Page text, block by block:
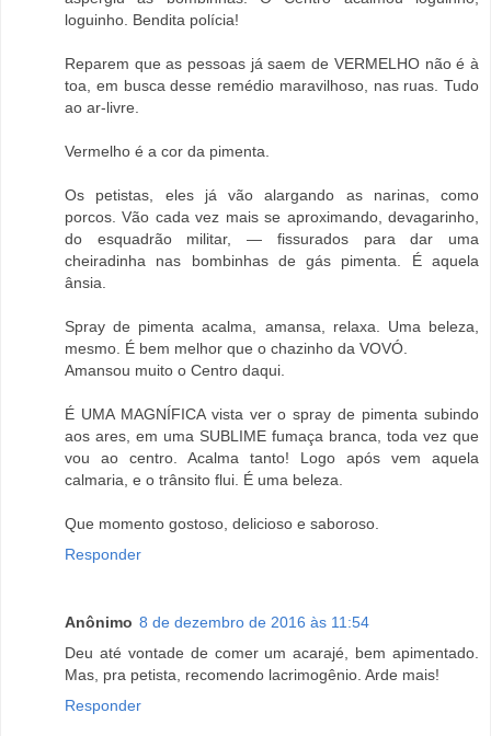
loguinho. Bendita polícia!
Reparem que as pessoas já saem de VERMELHO não é à
toa, em busca desse remédio maravilhoso, nas ruas. Tudo
ao ar-livre.
Vermelho é a cor da pimenta.
Os petistas, eles já vão alargando as narinas, como
porcos. Vão cada vez mais se aproximando, devagarinho,
do esquadrão militar, — fissurados para dar uma
cheiradinha nas bombinhas de gás pimenta. É aquela
ânsia.
Spray de pimenta acalma, amansa, relaxa. Uma beleza,
mesmo. É bem melhor que o chazinho da VOVÓ.
Amansou muito o Centro daqui.
É UMA MAGNÍFICA vista ver o spray de pimenta subindo
aos ares, em uma SUBLIME fumaça branca, toda vez que
vou ao centro. Acalma tanto! Logo após vem aquela
calmaria, e o trânsito flui. É uma beleza.
Que momento gostoso, delicioso e saboroso.
Responder
Anônimo 8 de dezembro de 2016 às 11:54
Deu até vontade de comer um acarajé, bem apimentado.
Mas, pra petista, recomendo lacrimogênio. Arde mais!
Responder